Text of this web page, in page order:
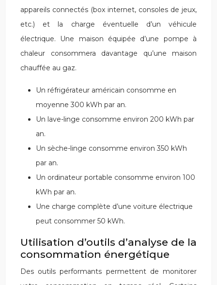
appareils connectés (box internet, consoles de jeux,
etc.) et la charge éventuelle d’un véhicule
électrique. Une maison équipée d’une pompe à
chaleur consommera davantage qu’une maison
chauffée au gaz.
Un réfrigérateur américain consomme en
moyenne 300 kWh par an.
Un lave-linge consomme environ 200 kWh par
an.
Un sèche-linge consomme environ 350 kWh
par an.
Un ordinateur portable consomme environ 100
kWh par an.
Une charge complète d’une voiture électrique
peut consommer 50 kWh.
Utilisation d’outils d’analyse de la
consommation énergétique
Des outils performants permettent de monitorer